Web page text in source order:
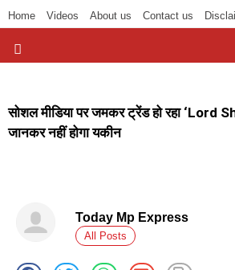
Home Videos About us Contact us
सोशल मीडिया पर जमकर ट्रेंड हो रहा ‘Lord
जानकर नहीं होगा यकीन
Today Mp Express
All Posts